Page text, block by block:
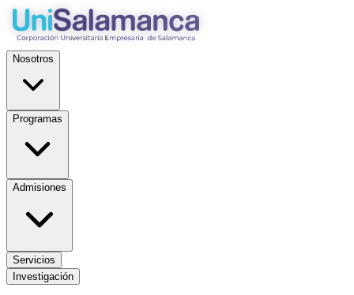
Nosotros
Programas
Admisiones
Servicios
Investigación